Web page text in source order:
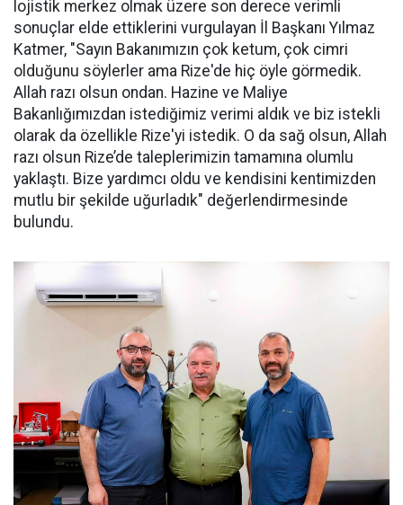
lojistik merkez olmak üzere son derece verimli
sonuçlar elde ettiklerini vurgulayan İl Başkanı Yılmaz
Katmer, "Sayın Bakanımızın çok ketum, çok cimri
olduğunu söylerler ama Rize'de hiç öyle görmedik.
Allah razı olsun ondan. Hazine ve Maliye
Bakanlığımızdan istediğimiz verimi aldık ve biz istekli
olarak da özellikle Rize'yi istedik. O da sağ olsun, Allah
razı olsun Rize’de taleplerimizin tamamına olumlu
yaklaştı. Bize yardımcı oldu ve kendisini kentimizden
mutlu bir şekilde uğurladık" değerlendirmesinde
bulundu.